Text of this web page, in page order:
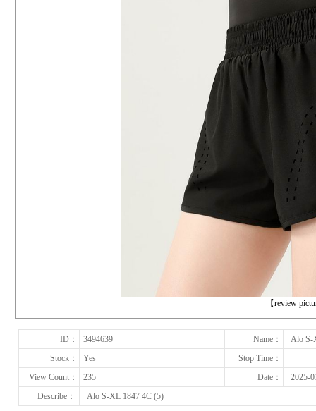
【review
下一张
ID： 3494639 Name：
Alo S-
Stock：
Yes
Stop Time：
View Count：
235 Date：
2025-
Describe：
Alo S-XL 1847 4C (5)